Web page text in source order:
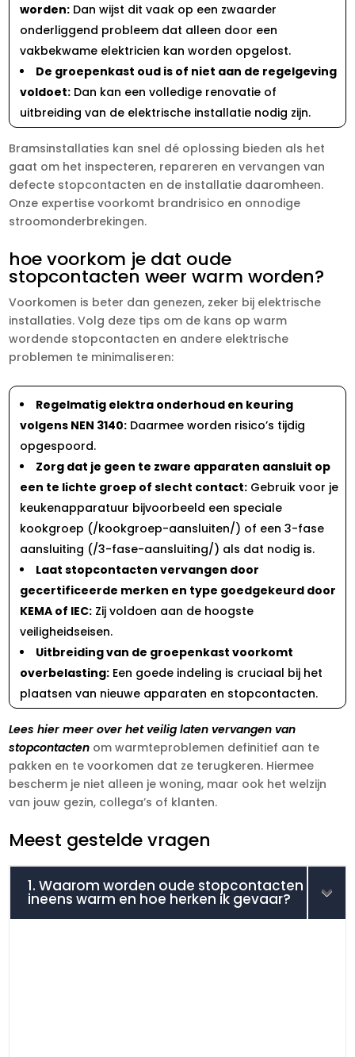
worden: Dan wijst dit vaak op een zwaarder
onderliggend probleem dat alleen door een
vakbekwame elektricien kan worden opgelost.​
De groepenkast oud is of niet aan de regelgeving
voldoet: Dan kan een volledige renovatie of
uitbreiding van de elektrische installatie nodig zijn.​
Bramsinstallaties kan snel dé oplossing bieden als het
gaat om het inspecteren, repareren en vervangen van
defecte stopcontacten en de installatie daaromheen.​
Onze expertise voorkomt brandrisico en onnodige
stroomonderbrekingen.​
hoe voorkom je dat oude
stopcontacten weer warm worden?
Voorkomen is beter dan genezen, zeker bij elektrische
installaties.​ Volg deze tips om de kans op warm
wordende stopcontacten en andere elektrische
problemen te minimaliseren:
Regelmatig elektra onderhoud en keuring
volgens NEN 3140: Daarmee worden risico’s tijdig
opgespoord.​
Zorg dat je geen te zware apparaten aansluit op
een te lichte groep of slecht contact: Gebruik voor je
keukenapparatuur bijvoorbeeld een speciale
kookgroep (/kookgroep-aansluiten/) of een 3-fase
aansluiting (/3-fase-aansluiting/) als dat nodig is.​
Laat stopcontacten vervangen door
gecertificeerde merken en type goedgekeurd door
KEMA of IEC: Zij voldoen aan de hoogste
veiligheidseisen.​
Uitbreiding van de groepenkast voorkomt
overbelasting: Een goede indeling is cruciaal bij het
plaatsen van nieuwe apparaten en stopcontacten.​
Lees hier meer over het veilig laten vervangen van
stopcontacten om warmteproblemen definitief aan te
pakken en te voorkomen dat ze terugkeren.​ Hiermee
bescherm je niet alleen je woning, maar ook het welzijn
van jouw gezin, collega’s of klanten.​
Meest gestelde vragen
1. Waarom worden oude stopcontacten
ineens warm en hoe herken ik gevaar?